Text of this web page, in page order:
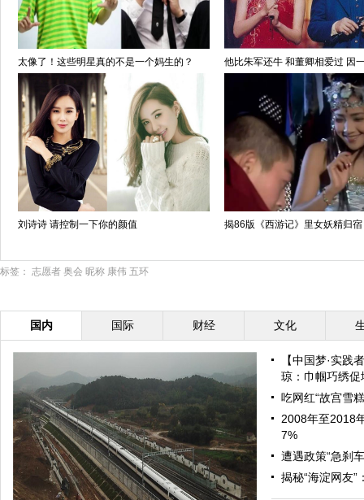
太像了！这些明星真的不是一个妈生的？ 他比朱军还牛 和董卿相爱过 因
刘诗诗 请控制一下你的颜值 揭86版《西游记》里女妖精归
标签： 志愿者 奥会 昵称 康伟 五环
国内 国际 财经 文化
【中国梦·实践
琼：巾帼巧绣促
吃网红“故宫雪
2008年至2018
7%
遭遇政策“急刹
揭秘“海淀网友